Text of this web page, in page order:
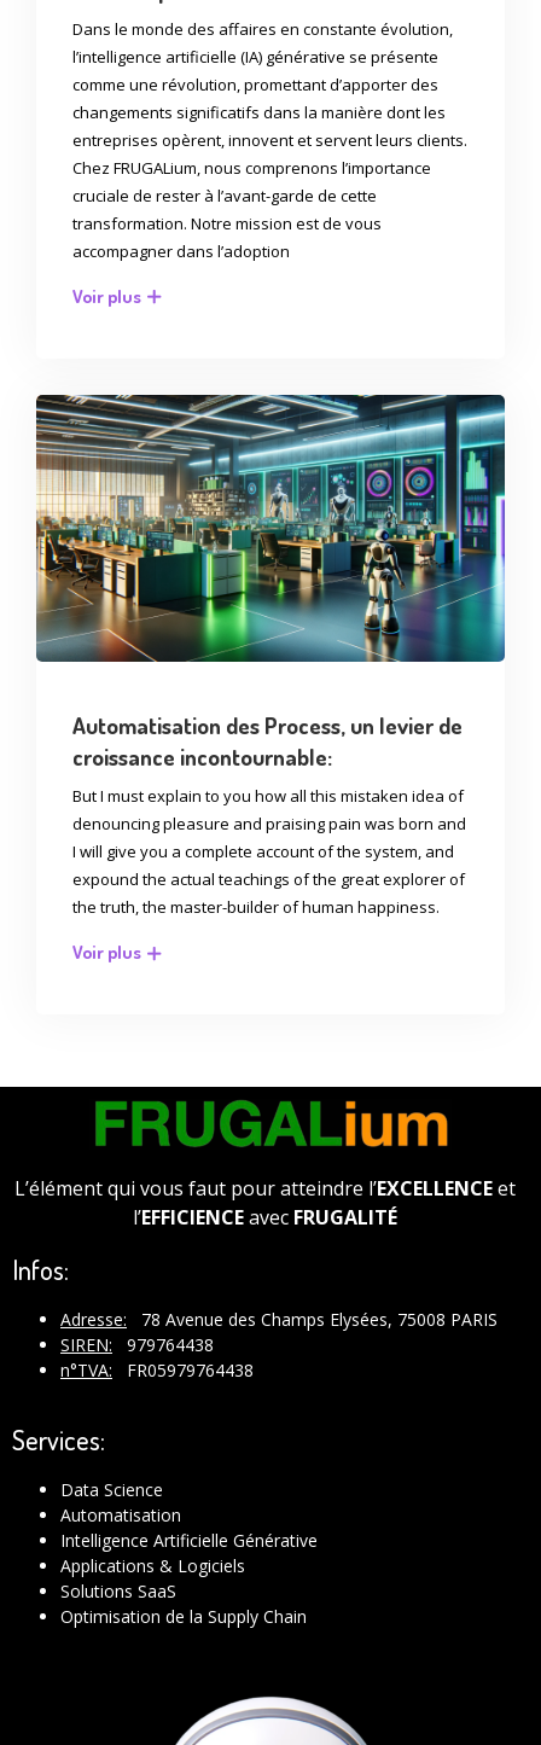
Dans le monde des affaires en constante évolution,
l’intelligence artificielle (IA) générative se présente
comme une révolution, promettant d’apporter des
changements significatifs dans la manière dont les
entreprises opèrent, innovent et servent leurs clients.
Chez FRUGALium, nous comprenons l’importance
cruciale de rester à l’avant-garde de cette
transformation. Notre mission est de vous
accompagner dans l’adoption
Voir plus
Automatisation des Process, un levier de
croissance incontournable:
But I must explain to you how all this mistaken idea of
denouncing pleasure and praising pain was born and
I will give you a complete account of the system, and
expound the actual teachings of the great explorer of
the truth, the master-builder of human happiness.
Voir plus
L’élément qui vous faut pour atteindre l’EXCELLENCEet
l’EFFICIENCEavec FRUGALITÉ
Infos:
Adresse: 78 Avenue des Champs Elysées, 75008 PARIS
SIREN: 979764438
n°TVA: FR05979764438
Services:
Data Science
Automatisation
Intelligence Artificielle Générative
Applications & Logiciels
Solutions SaaS
Optimisation de la Supply Chain